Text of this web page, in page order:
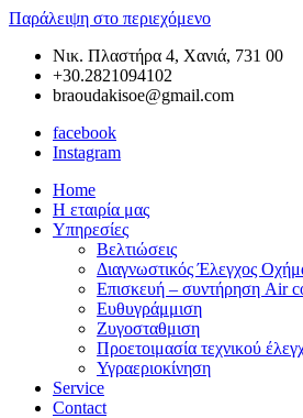
Παράλειψη στο περιεχόμενο
Νικ. Πλαστήρα 4, Χανιά, 731 00
+30.2821094102
braoudakisoe@gmail.com
facebook
Instagram
Braoudakis
Συνεργείο
Αυτοκινήτων
Ευθυγράμμιση
Ζυγοσταθμιση
Home
Η εταιρία μας
Υπηρεσίες
Βελτιώσεις
Διαγνωστικός Έλεγχος
Επισκευή – συντήρηση Air
Ευθυγράμμιση
Ζυγοσταθμιση
Προετοιμασία τεχνικού
Υγραεριοκίνηση
Service
Contact